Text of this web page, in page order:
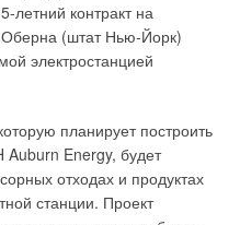
летний контракт на
Оберна (штат Нью-Йорк)
электростанцией
планирует построить
Auburn Energy, будет
отходах и продуктах
станции. Проект